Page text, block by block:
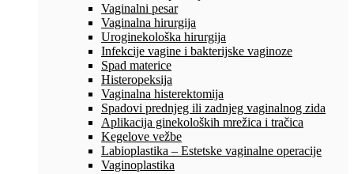
Vaginalni pesar
Vaginalna hirurgija
Uroginekološka hirurgija
Infekcije vagine i bakterijske vaginoze
Spad materice
Histeropeksija
Vaginalna histerektomija
Spadovi prednjeg ili zadnjeg vaginalnog zida
Aplikacija ginekoloških mrežica i tračica
Kegelove vežbe
Labioplastika – Estetske vaginalne operacije
Vaginoplastika